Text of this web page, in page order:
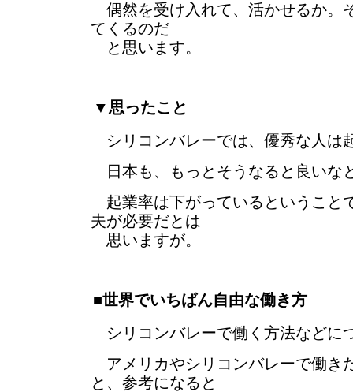
偶然を受け入れて、活かせるか。
てくるのだ
と思います。
▼思ったこと
シリコンバレーでは、優秀な人は
日本も、もっとそうなると良いな
起業率は下がっているということ
夫が必要だとは
思いますが。
■世界でいちばん自由な働き方
シリコンバレーで働く方法などに
アメリカやシリコンバレーで働き
と、参考になると